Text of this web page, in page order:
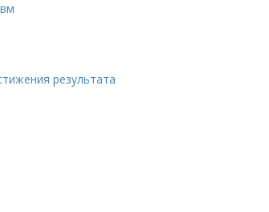
результата